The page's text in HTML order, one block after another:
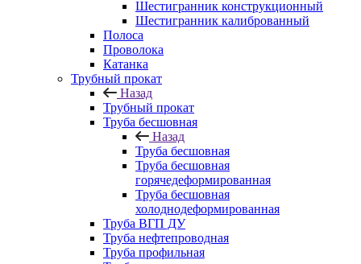
Шестигранник конструкционный
Шестигранник калиброванный
Полоса
Проволока
Катанка
Трубный прокат
Назад
Трубный прокат
Труба бесшовная
Назад
Труба бесшовная
Труба бесшовная
горячедеформированная
Труба бесшовная
холоднодеформированная
Труба ВГП ДУ
Труба нефтепроводная
Труба профильная